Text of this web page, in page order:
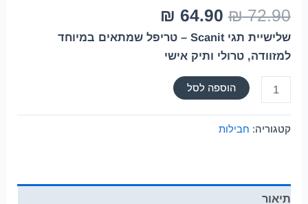
₪72.90
₪ 64.90
שלישיית תגי Scanit – טריפל שמתאים במיוחד
למזוודה, טרולי ותיק אישי
הוספה לסל
קטגוריה: חבילות
תיאור